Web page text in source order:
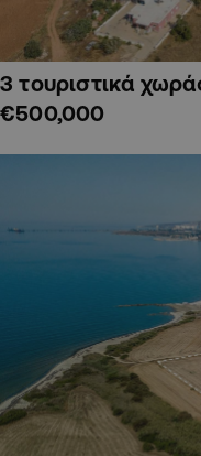
3 τουριστικά
€500,000